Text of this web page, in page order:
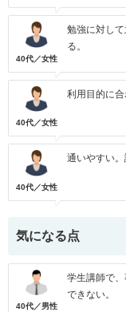
40代／女性
勉強に対し
る。
40代／女性
利用目的に合
40代／女性
通いやすい。
気になる点
40代／男性
学生講師で
できない。